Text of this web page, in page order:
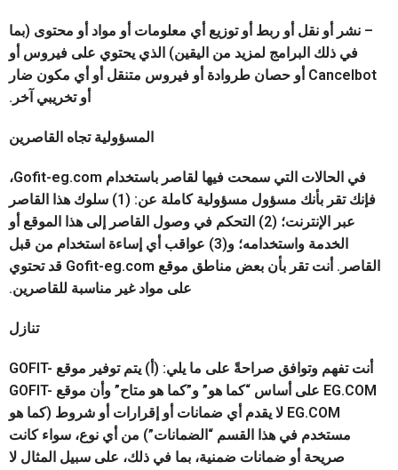
– نشر أو نقل أو ربط أو توزيع أي معلومات أو مواد أو محتوى (بما
في ذلك البرامج لمزيد من اليقين) الذي يحتوي على فيروس أو
Cancelbot أو حصان طروادة أو فيروس متنقل أو أي مكون ضار
أو تخريبي آخر.
المسؤولية تجاه القاصرين
في الحالات التي سمحت فيها لقاصر باستخدام Gofit-eg.com،
فإنك تقر بأنك مسؤول مسؤولية كاملة عن: (1) سلوك هذا القاصر
عبر الإنترنت؛ (2) التحكم في وصول القاصر إلى هذا الموقع أو
الخدمة واستخدامه؛ و(3) عواقب أي إساءة استخدام من قبل
القاصر. أنت تقر بأن بعض مناطق موقع Gofit-eg.com قد تحتوي
على مواد غير مناسبة للقاصرين.
تنازل
أنت تفهم وتوافق صراحةً على ما يلي: (أ) يتم توفير موقع GOFIT-
EG.COM على أساس “كما هو” و”كما هو متاح” وأن موقع GOFIT-
EG.COM لا يقدم أي ضمانات أو إقرارات أو شروط (كما هو
مستخدم في هذا القسم “الضمانات”) من أي نوع، سواء كانت
صريحة أو ضمانات ضمنية، بما في ذلك، على سبيل المثال لا